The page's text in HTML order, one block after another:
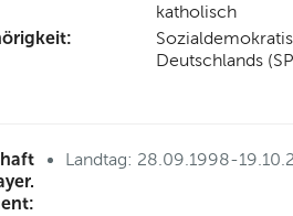
katholisch
Deutschlands
Landtag: 28.09.1998-